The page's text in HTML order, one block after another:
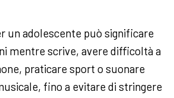
un adolescente può significare
mentre scrive, avere difficoltà a
praticare sport o suonare
fino a evitare di stringere